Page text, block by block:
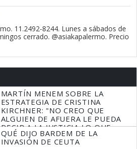
11.2492-8244. Lunes a sábados de
cerrado. @asiakapalermo. Precio
MARTÍN MENEM SOBRE LA
ESTRATEGIA DE CRISTINA
KIRCHNER: "NO CREO QUE
ALGUIEN DE AFUERA LE PUEDA
DECIR A LA JUSTICIA LO QUE
TIENE QUE HACER"
QUÉ DIJO BARDEM DE LA
INVASIÓN DE CEUTA